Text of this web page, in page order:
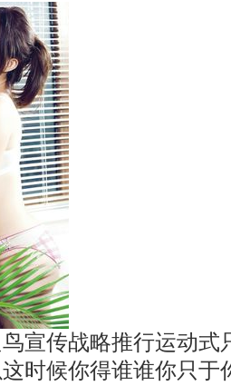
宣传战略推行运动式
时候你得谁谁你只于